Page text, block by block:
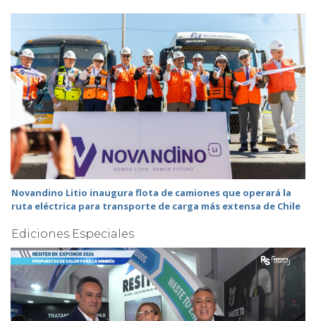
Novandino Litio inaugura flota de camiones que operará la
ruta eléctrica para transporte de carga más extensa de Chile
Ediciones Especiales